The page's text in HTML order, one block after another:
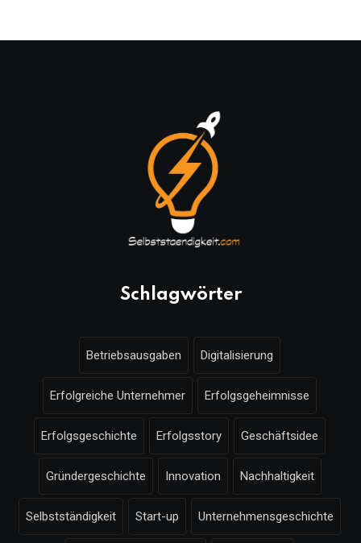
Schlagwörter
Betriebsausgaben Digitalisierung
Erfolgreiche Unternehmer Erfolgsgeheimnisse
Erfolgsgeschichte Erfolgsstory Geschäftsidee
Gründergeschichte Innovation Nachhaltigkeit
Selbstständigkeit Start-up Unternehmensgeschichte